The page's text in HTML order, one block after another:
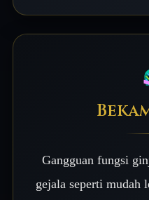
Gangguan fungsi
gejala seperti mudah